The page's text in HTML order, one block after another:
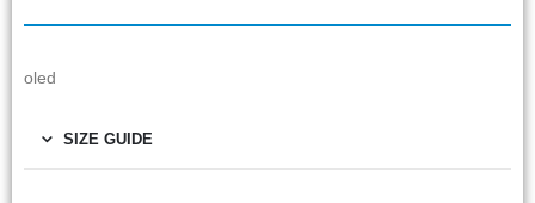
oled
SIZE GUIDE